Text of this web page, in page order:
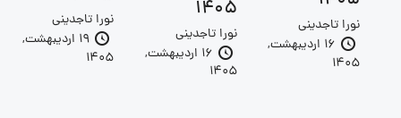
نورا تاجدینی
19 اردیبهشت,
1405
1405
نورا تاجدینی
16 اردیبهشت,
1405
نورا تاجدینی
16 اردیبهشت,
1405